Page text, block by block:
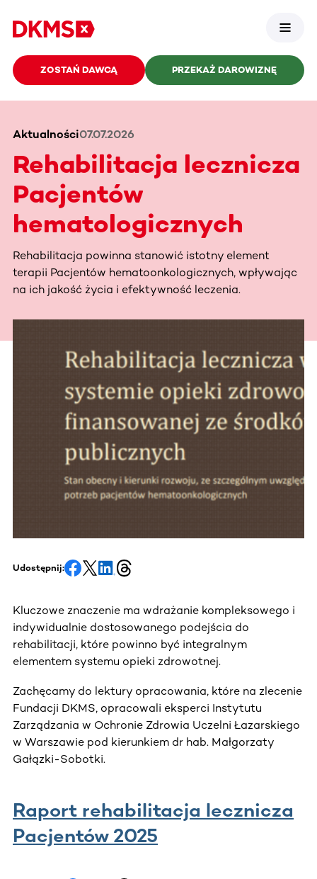
ZOSTAŃ DAWCĄ PRZEKAŻ DAROWIZNĘ
Aktualności07.07.2026
Rehabilitacja lecznicza
Pacjentów
hematologicznych
Rehabilitacja powinna stanowić istotny element
terapii Pacjentów hematoonkologicznych, wpływając
na ich jakość życia i efektywność leczenia.
Udostępnij:
Kluczowe znaczenie ma wdrażanie kompleksowego i
indywidualnie dostosowanego podejścia do
rehabilitacji, które powinno być integralnym
elementem systemu opieki zdrowotnej.
Zachęcamy do lektury opracowania, które na zlecenie
Fundacji DKMS, opracowali eksperci Instytutu
Zarządzania w Ochronie Zdrowia Uczelni Łazarskiego
w Warszawie pod kierunkiem dr hab. Małgorzaty
Gałązki-Sobotki.
Raport rehabilitacja lecznicza
Pacjentów 2025